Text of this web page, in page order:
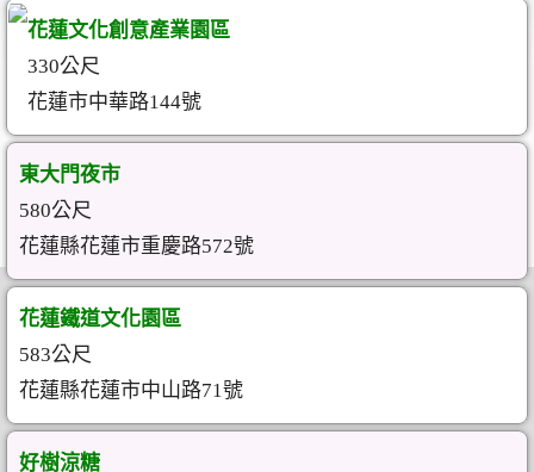
花蓮文化創意產業園區
330公尺
花蓮市中華路144號
東大門夜市
580公尺
花蓮縣花蓮市重慶路572號
花蓮鐵道文化園區
583公尺
花蓮縣花蓮市中山路71號
好樹涼糖